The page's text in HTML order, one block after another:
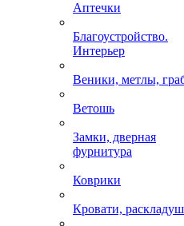
Аптечки
Благоустройство.
Интерьер
Веники, метлы,
Ветошь
Замки, дверная
фурнитура
Коврики
Кровати,